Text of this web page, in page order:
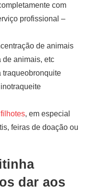
com
profissional –
de animais
de animais, etc
traqueobronquite
filhotes, em especial
feiras de doação ou
dar aos